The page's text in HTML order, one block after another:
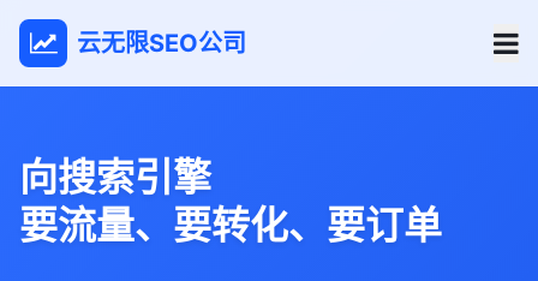
云无限SEO公司
向搜索引擎
要流量、要转化、要订单